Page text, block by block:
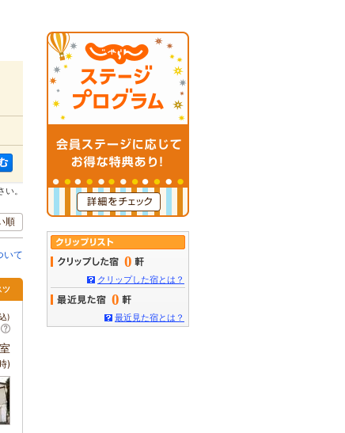
。
順
いて
ツ
)
)
0
クリップした宿とは？
0
最近見た宿とは？